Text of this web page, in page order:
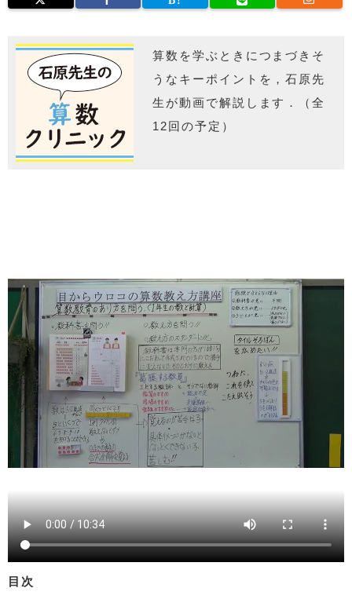
算数を学ぶときにつまづきそ
うなキーポイントを，石原先
生が動画で解説します．（全
12回の予定）
目次